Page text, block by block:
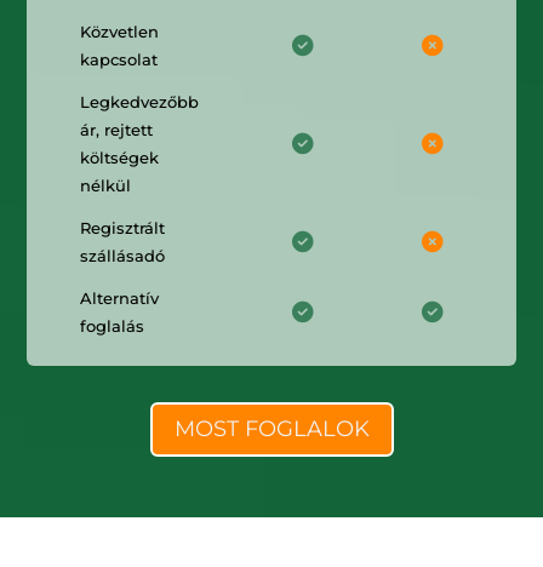
Közvetlen
kapcsolat
Legkedvezőbb
ár, rejtett
költségek
nélkül
Regisztrált
szállásadó
Alternatív
foglalás
MOST FOGLALOK